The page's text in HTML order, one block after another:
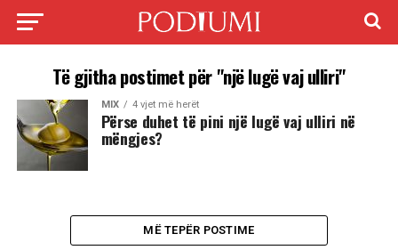
Të gjitha postimet për "një lugë vaj ulliri"
MIX 4 vjet më herët
Përse duhet të pini një lugë vaj ulliri në
mëngjes?
MË TEPËR POSTIME